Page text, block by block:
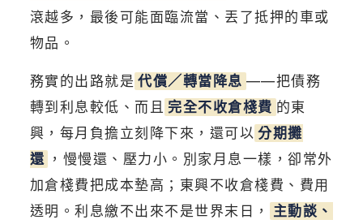
滾越多，最後可能面臨流當、丟了抵押的車或
物品。
務實的出路就是 代償／轉當降息 ——把債務
轉到利息較低、而且 完全不收倉棧費 的東
興，每月負擔立刻降下來，還可以 分期攤
還 ，慢慢還、壓力小。別家月息一樣，卻常外
加倉棧費把成本墊高；東興不收倉棧費、費用
透明。利息繳不出來不是世界末日，
主動談、